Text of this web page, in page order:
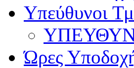
Υπεύθυνοι
Ώρες